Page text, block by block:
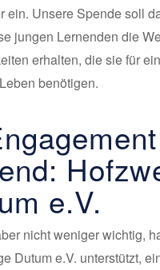
ein. Unsere Spende soll
jungen Lernenden die
erhalten, die sie für
benötigen.
e.V.
nicht weniger wichtig,
Dutum e.V. unterstützt,